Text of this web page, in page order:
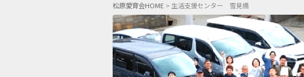
松原愛育会HOME > 生活支援センター 雪見橋